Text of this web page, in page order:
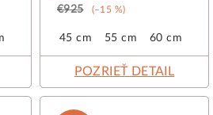
€925 (–15 %)
45 cm 55 cm 60 cm
POZRIEŤ DETAIL